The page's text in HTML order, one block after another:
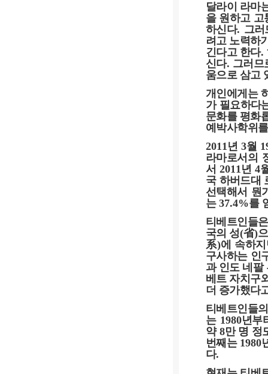
달라이 라마
을 원하고 고
하신다. 그러
려고 노력하
긴다고 한다.
신다. 그러므
움으로 삼고
개인에게는
가 필요하다
문화를 평화
예박사학위
2011년3월
라마로서의
서 2011년 4
국 하버드대
선택해서 뭔
는 37.4%를
티베트인들
국의 성(省)
系)에 속하
구사하는 인
과 인도 네팔
베트 자치구
더 증가했다
티베트인들
는 1980년부
약 8만 명 정
번째는 1980
다.